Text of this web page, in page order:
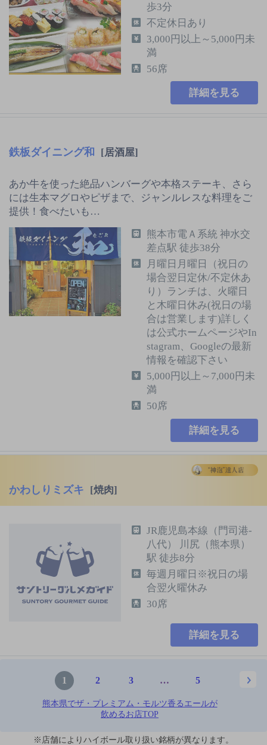
歩3分
不定休日あり
3,000円以上～5,000円未
満
56席
詳細を見る
鉄板ダイニング和 [居酒屋]
あか牛を使った絶品ハンバーグや本格ステーキ、さら
には生本マグロやピザまで、ジャンルレスな料理をご
提供！食べたいも…
熊本市電Ａ系統 神水交
差点駅 徒歩38分
月曜日月曜日（祝日の
場合翌日定休/不定休あ
り）ランチは、火曜日
と木曜日休み(祝日の場
合は営業します)詳しく
は公式ホームページやIn
stagram、Googleの最新
情報を確認下さい
5,000円以上～7,000円未
満
50席
詳細を見る
かわしりミズキ [焼肉]
JR鹿児島本線（門司港-
八代） 川尻（熊本県）
駅 徒歩8分
毎週月曜日※祝日の場
合翌火曜休み
30席
詳細を見る
1 2 3 … 5
熊本県でザ・プレミアム・モルツ香るエールが
飲めるお店TOP
※店舗によりハイボール取り扱い銘柄が異なります。